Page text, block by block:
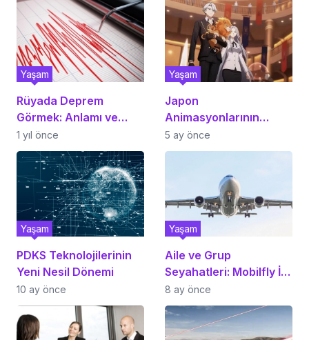
Rüyada Deprem
Görmek: Anlamı ve
Detaylı Yorumu
Yaşam
1 yıl önce
Japon
Animasyonlarının
Büyülü Dünyasını
Keşfetmek
Yaşam
5 ay önce
PDKS Teknolojilerinin
Yeni Nesil Dönemi
Yaşam
10 ay önce
Aile ve Grup
Seyahatleri: Mobilfly İle
Kolay Koltuk Seçimi ve
Grup Rezervasyonu
Yaşam
8 ay önce